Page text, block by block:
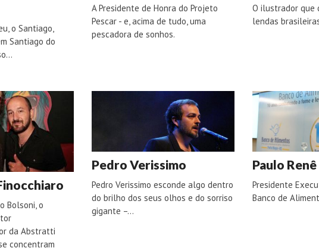
o Santiago,
Santiago do
A Presidente de Honra do Projeto
Pescar - e, acima de tudo, uma
pescadora de sonhos.
O ilustrador que
lendas
Bolsoni, o
da Abstratti
concentram
Pedro Verissimo
Pedro Verissimo esconde algo dentro
do brilho dos seus olhos e do sorriso
gigante –…
Paulo
Presidente
Banco de